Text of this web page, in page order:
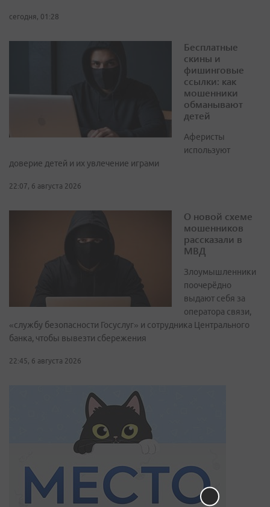
сегодня, 01:28
Бесплатные
скины и
фишинговые
ссылки: как
мошенники
обманывают
детей
Аферисты
используют
доверие детей и их увлечение играми
22:07, 6 августа 2026
О новой схеме
мошенников
рассказали в
МВД
Злоумышленники
поочерёдно
выдают себя за
оператора связи,
«службу безопасности Госуслуг» и сотрудника Центрального
банка, чтобы вывезти сбережения
22:45, 6 августа 2026